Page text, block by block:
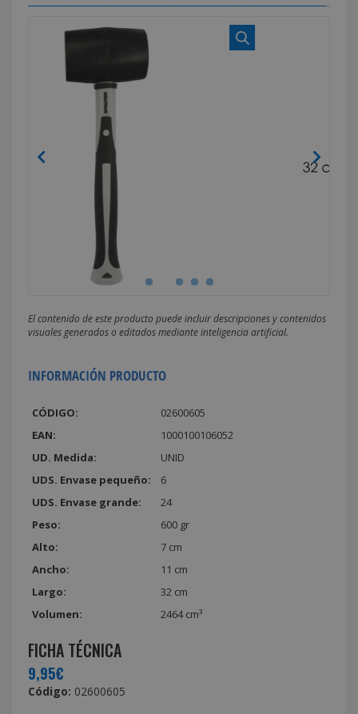
El contenido de este producto puede incluir descripciones y contenidos
visuales generados o editados mediante inteligencia artificial.
INFORMACIÓN PRODUCTO
CÓDIGO:
02600605
EAN:
1000100106052
UD. Medida:
UNID
UDS. Envase pequeño:
6
UDS. Envase grande:
24
Peso:
600 gr
Alto:
7 cm
Ancho:
11 cm
Largo:
32 cm
Volumen:
2464 cm³
FICHA TÉCNICA
9,95€
Código: 02600605